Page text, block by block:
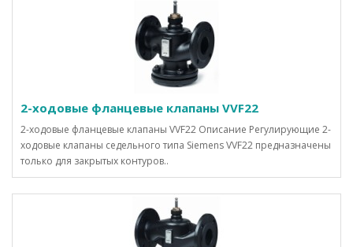
2-ходовые фланцевые клапаны VVF22
2-ходовые фланцевые клапаны VVF22 Описание Регулирующие 2-
ходовые клапаны седельного типа Siemens VVF22 предназначены
только для закрытых контуров..